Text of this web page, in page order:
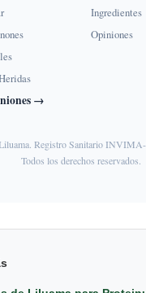
→
Ingredientes
Opiniones
Registro Sanitario
Todos los derechos reservados.